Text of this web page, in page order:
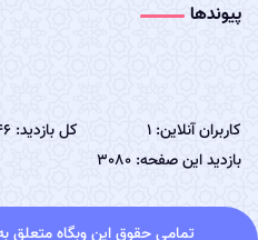
پیوندها
کاربران آنلاین: 1 کل بازدید: 1484546
بازدید این صفحه: 3080
تمامی حقوق این وبگاه